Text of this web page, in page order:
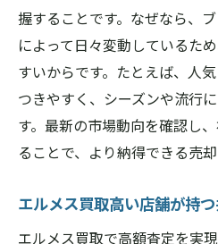
握することです。なぜなら、
によって日々変動しているた
すいからです。たとえば、人
つきやすく、シーズンや流行
す。最新の市場動向を確認し
ることで、より納得できる売却
エルメス買取高い店舗が持
エルメス買取で高額査定を実